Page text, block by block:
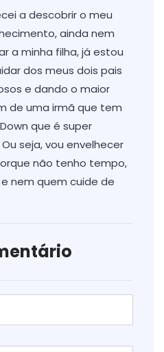
a descobrir o meu
ainda nem
a minha filha, já estou
dos meus dois pais
e dando o maior
de uma irmã que tem
que é super
seja, vou envelhecer
não tenho tempo,
nem quem cuide de